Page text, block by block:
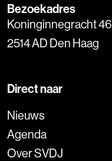
Bezoekadres
Koninginnegracht 46
2514 AD Den Haag
Direct naar
Nieuws
Agenda
Over SVDJ